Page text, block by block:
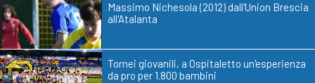
Massimo Nichesola (2012) dall'Union Brescia
all'Atalanta
Tornei giovanili, a Ospitaletto un'esperienza
da pro per 1.800 bambini